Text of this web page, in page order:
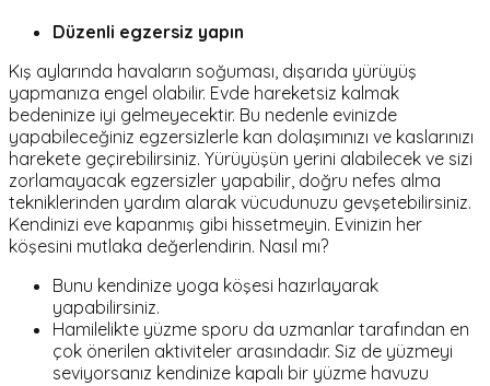
Düzenli egzersiz yapın
Kış aylarında havaların soğuması, dışarıda yürüyüş
yapmanıza engel olabilir. Evde hareketsiz kalmak
bedeninize iyi gelmeyecektir. Bu nedenle evinizde
yapabileceğiniz egzersizlerle kan dolaşımınızı ve kaslarınızı
harekete geçirebilirsiniz. Yürüyüşün yerini alabilecek ve sizi
zorlamayacak egzersizler yapabilir, doğru nefes alma
tekniklerinden yardım alarak vücudunuzu gevşetebilirsiniz.
Kendinizi eve kapanmış gibi hissetmeyin. Evinizin her
köşesini mutlaka değerlendirin. Nasıl mı?
Bunu kendinize yoga köşesi hazırlayarak
yapabilirsiniz.
Hamilelikte yüzme sporu da uzmanlar tarafından en
çok önerilen aktiviteler arasındadır. Siz de yüzmeyi
seviyorsanız kendinize kapalı bir yüzme havuzu